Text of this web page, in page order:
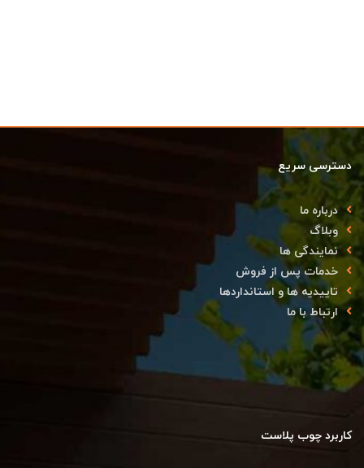
دسترسی سریع
درباره ما
وبلاگ
نمایندگی ها
خدمات پس از فروش
تاییدیه ها و استانداردها
ارتباط با ما
کاربرد چوب پلاست